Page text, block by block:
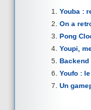
Youba :
On a
Pong
Youpi,
Backend
Youfo :
Un